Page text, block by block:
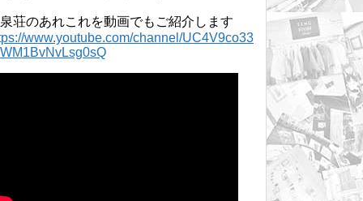
荘のあれこれを動画でもご紹介します
www.youtube.com/channel/UC4V9co33